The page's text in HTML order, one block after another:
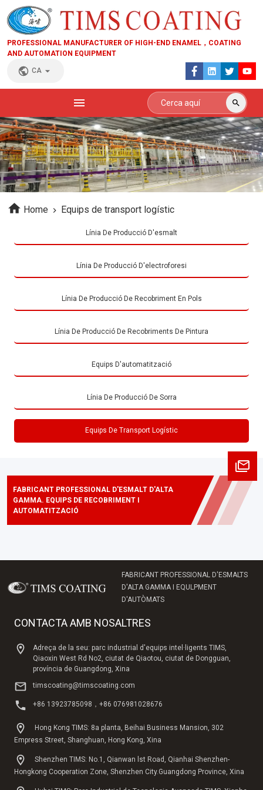
PROFESSIONAL MANUFACTURER OF HIGH-END ENAMEL，COATING
AND AUTOMATION EQUIPMENT
CA
Home Equips de transport logístic
Línia De Producció D'esmalt
Línia De Producció D'electroforesi
Línia De Producció De Recobriment En Pols
Línia De Producció De Recobriments De Pintura
Equips D'automatització
Línia De Producció De Sorra
Equips De Transport Logístic
FABRICANT PROFESSIONAL D'ESMALT D'ALTA
GAMMA. EQUIPS DE RECOBRIMENT I
AUTOMATITZACIÓ
FABRICANT PROFESSIONAL D'ESMALTS
D'ALTA GAMMA I EQULPMENT
D'AUTÒMATS
CONTACTA AMB NOSALTRES
Adreça de la seu: parc industrial d'equips intel·ligents TIMS,
Qiaoxin West Rd No2, ciutat de Qiaotou, ciutat de Dongguan,
província de Guangdong, Xina
timscoating@timscoating.com
+86 13923785098，+86 076981028676
Hong Kong TIMS: 8a planta, Beihai Business Mansion, 302
Empress Street, Shanghuan, Hong Kong, Xina
Shenzhen TIMS: No.1, Qianwan lst Road, Qianhai Shenzhen-
Hongkong Cooperation Zone, Shenzhen City.Guangdong Province, Xina